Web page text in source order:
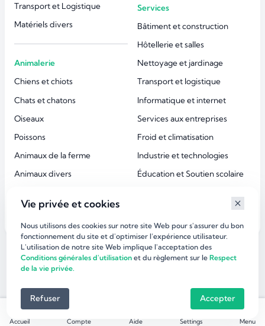
Transport et Logistique
Matériels divers
Animalerie
Chiens et chiots
Chats et chatons
Oiseaux
Poissons
Animaux de la ferme
Animaux divers
Services
Bâtiment et construction
Hôtellerie et salles
Nettoyage et jardinage
Transport et logistique
Informatique et internet
Services aux entreprises
Froid et climatisation
Industrie et technologies
Éducation et Soutien scolaire
©dirlaffaire.com 2026
Accueil Compte Aide Settings Menu
Vie privée et cookies
Nous utilisons des cookies sur notre site Web pour s'assurer du bon
fonctionnement du site et d'optimiser l’expérience utilisateur.
L'utilisation de notre site Web implique l'acceptation des
Conditions générales d'utilisation et du règlement sur leRespect
de la vie privée.
Refuser Accepter